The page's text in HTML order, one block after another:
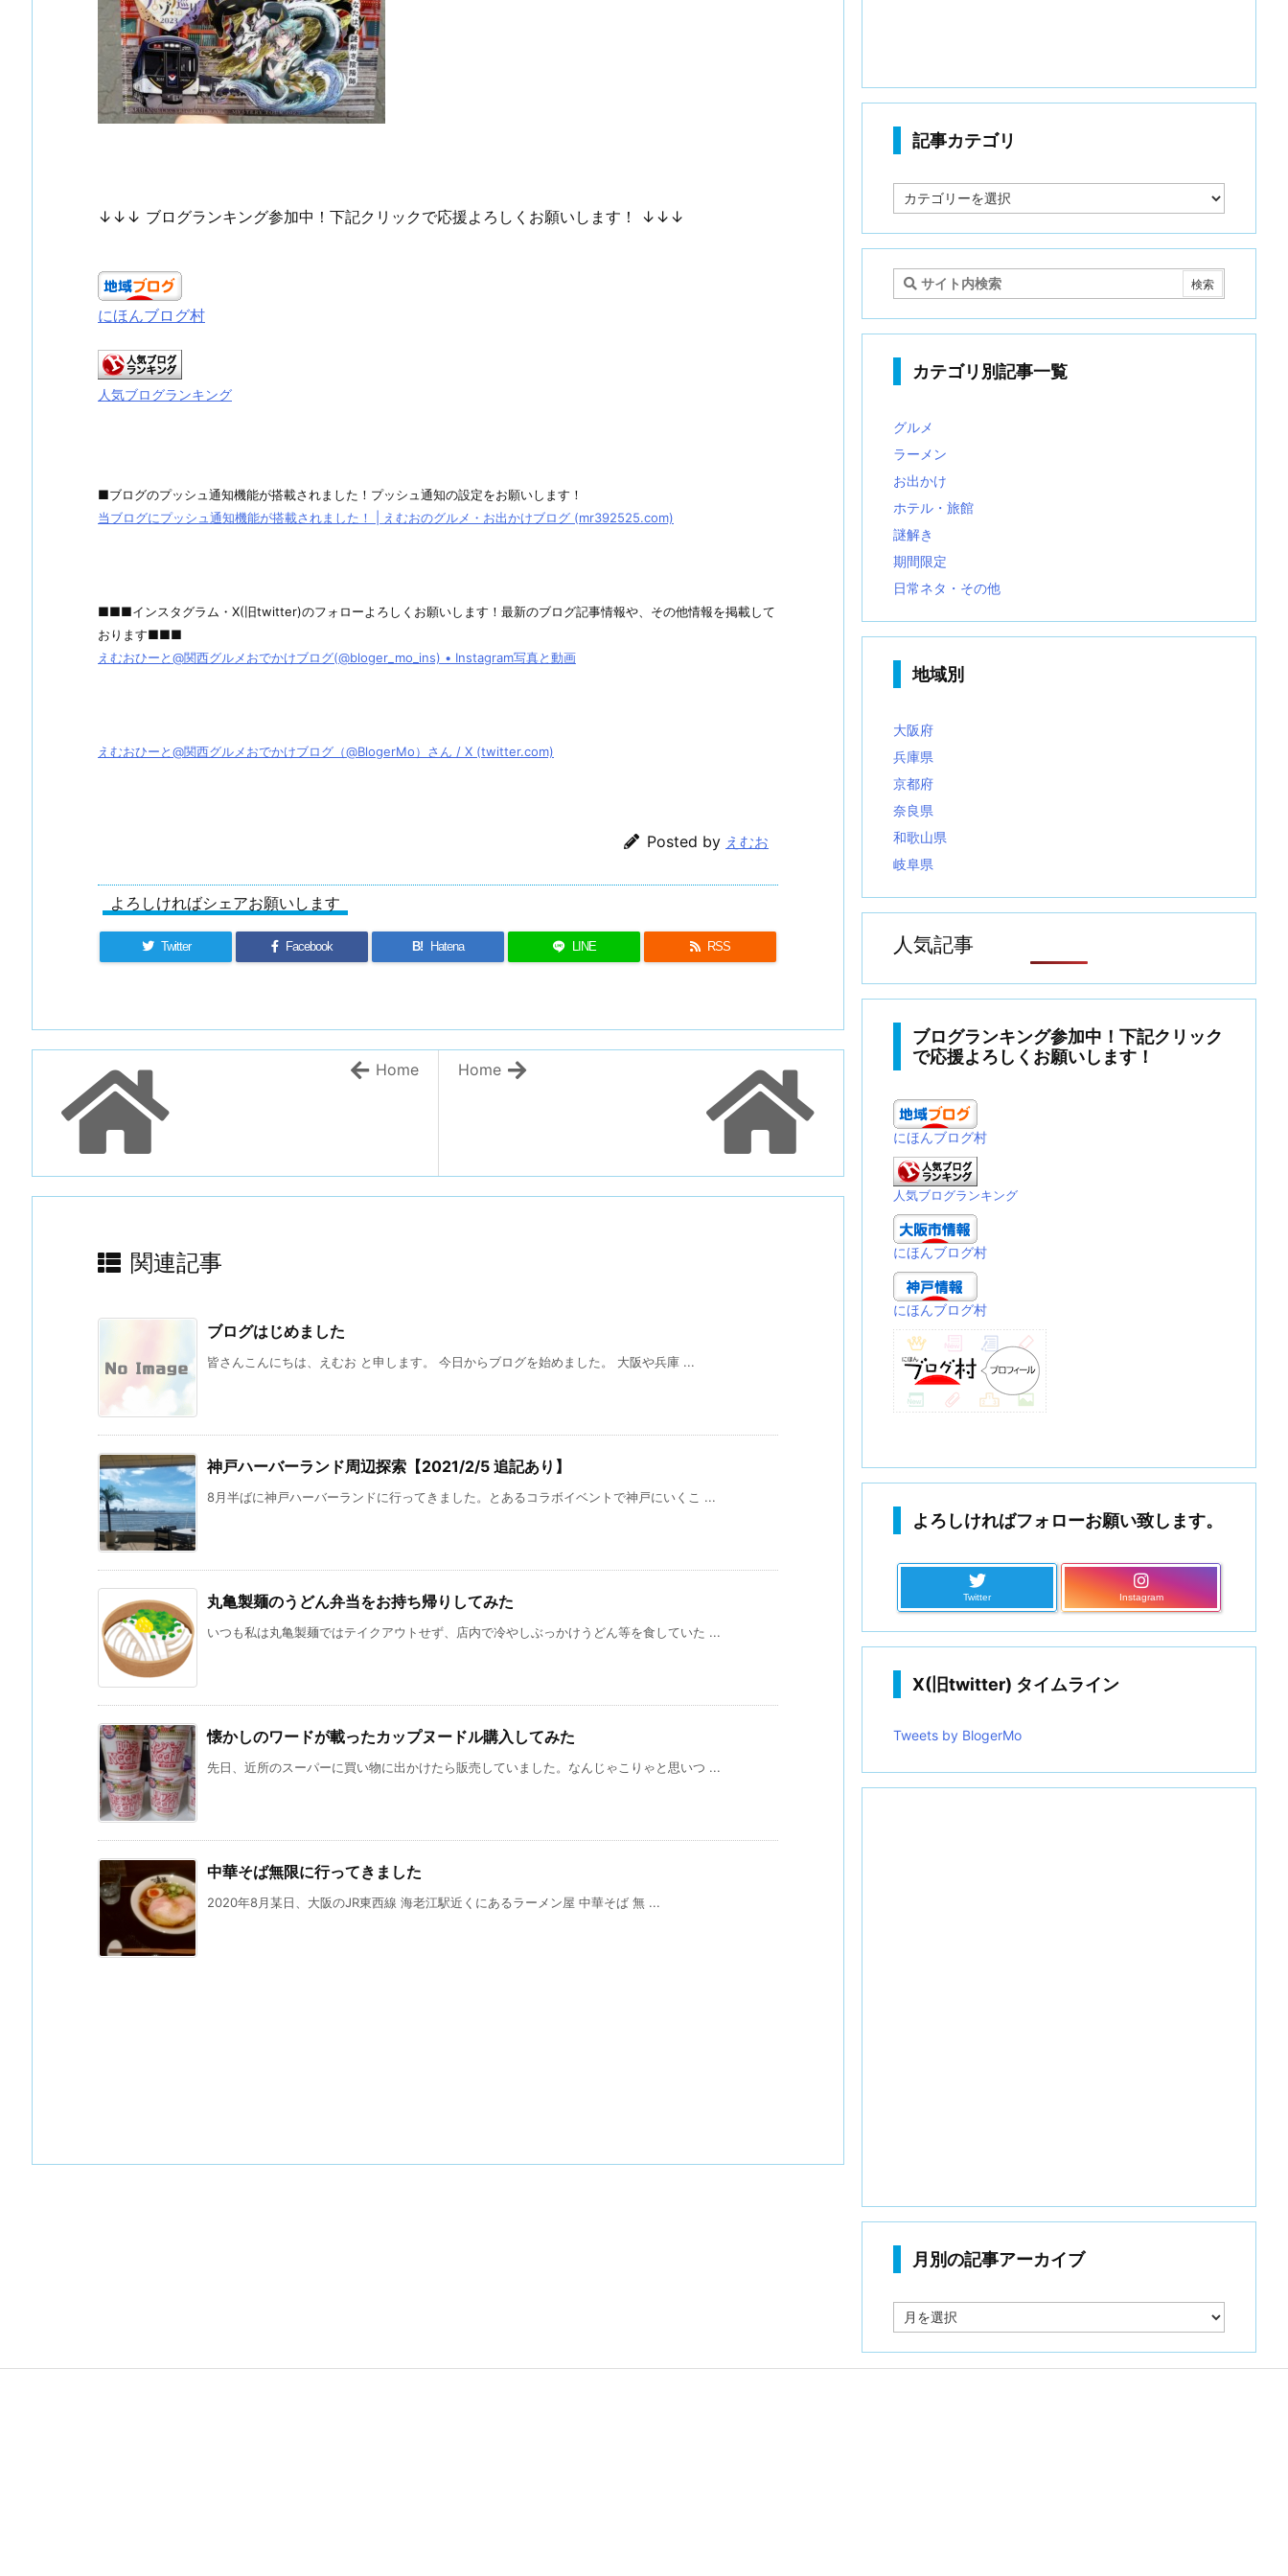
↓↓↓ ブログランキング参加中！下記クリックで応援よろしくお願いします！ ↓↓↓
にほんブログ村
人気ブログランキング
■ブログのプッシュ通知機能が搭載されました！プッシュ通知の設定をお願いします！
当ブログにプッシュ通知機能が搭載されました！ | えむおのグルメ・お出かけブログ (mr392525.com)
■■■インスタグラム・X(旧twitter)のフォローよろしくお願いします！最新のブログ記事情報や、その他情報を掲載して
おります■■■
えむおひーと@関西グルメおでかけブログ(@bloger_mo_ins) • Instagram写真と動画
えむおひーと@関西グルメおでかけブログ（@BlogerMo）さん / X (twitter.com)
Posted by えむお
よろしければシェアお願いします
Twitter Facebook B! Hatena LINE RSS
Home
Home
関連記事
ブログはじめました
皆さんこんにちは、えむお と申します。 今日からブログを始めました。 大阪や兵庫 ...
神戸ハーバーランド周辺探索【2021/2/5 追記あり】
8月半ばに神戸ハーバーランドに行ってきました。とあるコラボイベントで神戸にいくこ ...
丸亀製麺のうどん弁当をお持ち帰りしてみた
いつも私は丸亀製麺ではテイクアウトせず、店内で冷やしぶっかけうどん等を食していた ...
懐かしのワードが載ったカップヌードル購入してみた
先日、近所のスーパーに買い物に出かけたら販売していました。なんじゃこりゃと思いつ ...
中華そば無限に行ってきました
2020年8月某日、大阪のJR東西線 海老江駅近くにあるラーメン屋 中華そば 無 ...
記事カテゴリ
事
テ
リ
カテゴリ別記事一覧
グルメ
ラーメン
お出かけ
ホテル・旅館
謎解き
期間限定
日常ネタ・その他
地域別
大阪府
兵庫県
京都府
奈良県
和歌山県
岐阜県
人気記事
ブログランキング参加中！下記クリック
で応援よろしくお願いします！
にほんブログ村
人気ブログランキング
にほんブログ村
にほんブログ村
よろしければフォローお願い致します。
Twitter Instagram
X(旧twitter) タイムライン
Tweets by BlogerMo
月別の記事アーカイブ
別
記